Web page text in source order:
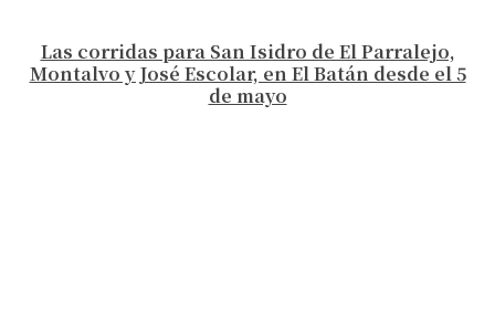
Las corridas para San Isidro de El Parralejo,
Montalvo y José Escolar, en El Batán desde el 5
de mayo